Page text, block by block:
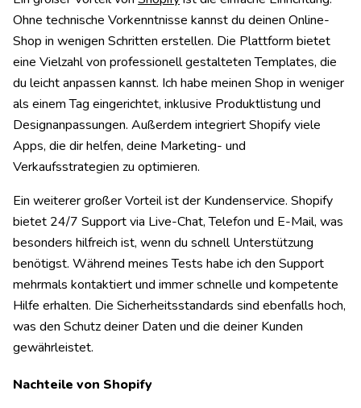
Ohne technische Vorkenntnisse kannst du deinen Online-
Shop in wenigen Schritten erstellen. Die Plattform bietet
eine Vielzahl von professionell gestalteten Templates, die
du leicht anpassen kannst. Ich habe meinen Shop in weniger
als einem Tag eingerichtet, inklusive Produktlistung und
Designanpassungen. Außerdem integriert Shopify viele
Apps, die dir helfen, deine Marketing- und
Verkaufsstrategien zu optimieren.
Ein weiterer großer Vorteil ist der Kundenservice. Shopify
bietet 24/7 Support via Live-Chat, Telefon und E-Mail, was
besonders hilfreich ist, wenn du schnell Unterstützung
benötigst. Während meines Tests habe ich den Support
mehrmals kontaktiert und immer schnelle und kompetente
Hilfe erhalten. Die Sicherheitsstandards sind ebenfalls hoch,
was den Schutz deiner Daten und die deiner Kunden
gewährleistet.
Nachteile von Shopify